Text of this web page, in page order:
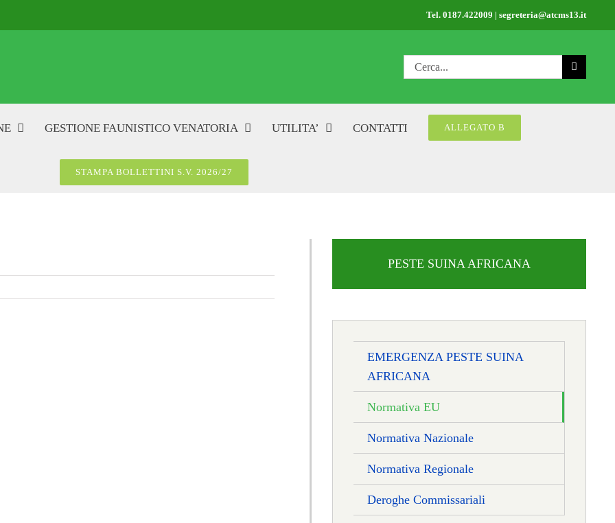
Tel. 0187.422009 | segreteria@atcms13.it
Cerca
per:
GESTIONE FAUNISTICO VENATORIA UTILITA’ CONTATTI ALLEGATO B
STAMPA BOLLETTINI S.V. 2026/27
PESTE SUINA AFRICANA
EMERGENZA PESTE SUINA
AFRICANA
Normativa EU
Normativa Nazionale
Normativa Regionale
Deroghe Commissariali